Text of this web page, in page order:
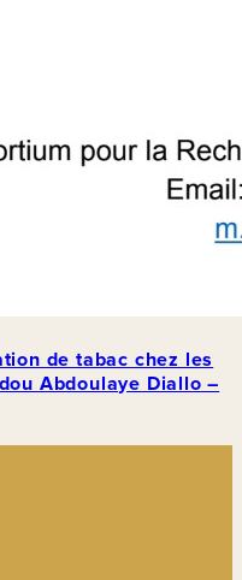
de tabac chez les
Abdoulaye Diallo –